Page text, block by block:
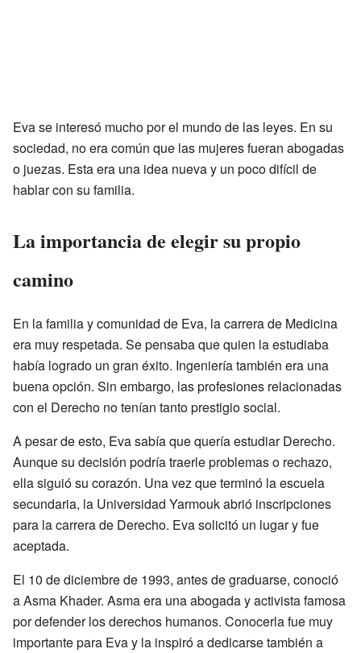
Eva se interesó mucho por el mundo de las leyes. En su
sociedad, no era común que las mujeres fueran abogadas
o juezas. Esta era una idea nueva y un poco difícil de
hablar con su familia.
La importancia de elegir su propio
camino
En la familia y comunidad de Eva, la carrera de Medicina
era muy respetada. Se pensaba que quien la estudiaba
había logrado un gran éxito. Ingeniería también era una
buena opción. Sin embargo, las profesiones relacionadas
con el Derecho no tenían tanto prestigio social.
A pesar de esto, Eva sabía que quería estudiar Derecho.
Aunque su decisión podría traerle problemas o rechazo,
ella siguió su corazón. Una vez que terminó la escuela
secundaria, la Universidad Yarmouk abrió inscripciones
para la carrera de Derecho. Eva solicitó un lugar y fue
aceptada.
El 10 de diciembre de 1993, antes de graduarse, conoció
a Asma Khader. Asma era una abogada y activista famosa
por defender los derechos humanos. Conocerla fue muy
importante para Eva y la inspiró a dedicarse también a